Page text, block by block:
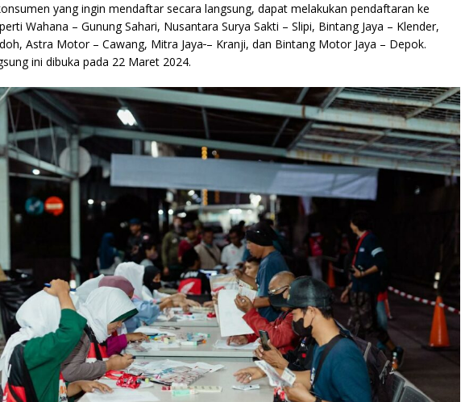
yang ingin mendaftar secara langsung, dapat melakukan pendaftaran ke
Wahana – Gunung Sahari, Nusantara Surya Sakti – Slipi, Bintang Jaya – Klender,
Astra Motor – Cawang, Mitra Jaya – Kranji, dan Bintang Motor Jaya – Depok.
ini dibuka pada 22 Maret 2024.